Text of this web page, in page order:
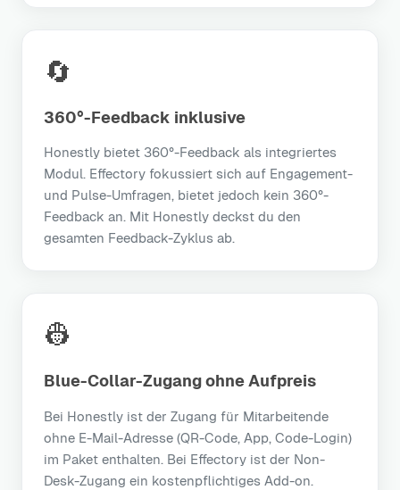
🔄
360°-Feedback inklusive
Honestly bietet 360°-Feedback als integriertes
Modul. Effectory fokussiert sich auf Engagement-
und Pulse-Umfragen, bietet jedoch kein 360°-
Feedback an. Mit Honestly deckst du den
gesamten Feedback-Zyklus ab.
👷
Blue-Collar-Zugang ohne Aufpreis
Bei Honestly ist der Zugang für Mitarbeitende
ohne E-Mail-Adresse (QR-Code, App, Code-Login)
im Paket enthalten. Bei Effectory ist der Non-
Desk-Zugang ein kostenpflichtiges Add-on.